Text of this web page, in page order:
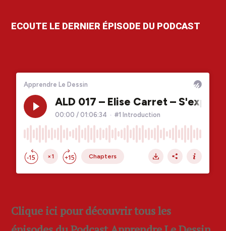
ECOUTE LE DERNIER ÉPISODE DU PODCAST
Clique ici pour découvrir tous les